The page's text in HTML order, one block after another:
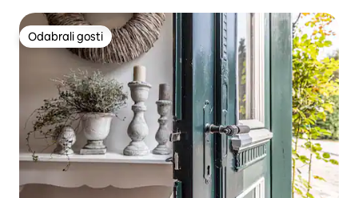
Odabrali gosti
Odabrali gosti